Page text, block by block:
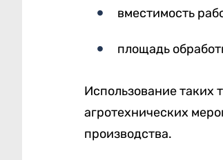
вместимость
площадь
Использование таких
агротехнических
производства.